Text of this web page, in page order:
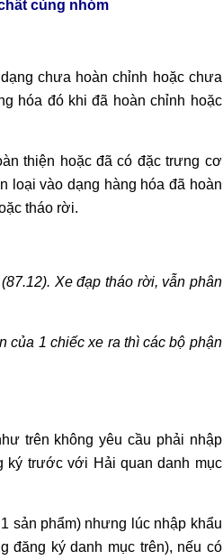
cùng nhóm
chưa hoàn chỉnh hoặc chưa
hóa đó khi đã hoàn chỉnh hoặc
thiện hoặc đã có đặc trưng cơ
loại vào dạng hàng hóa đã hoàn
tháo rời.
Xe đạp tháo rời, vẫn phân
của 1 chiếc xe ra thì các bộ phận
trên không yêu cầu phải nhập
ký trước với Hải quan danh mục
sản phẩm) nhưng lúc nhập khẩu
đăng ký danh mục trên), nếu có